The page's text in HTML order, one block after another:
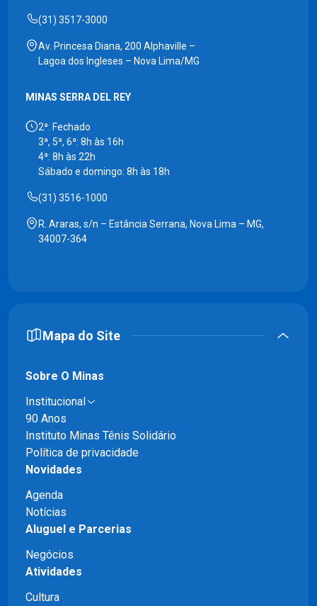
(31) 3517-3000
Av. Princesa Diana, 200 Alphaville –
Lagoa dos Ingleses – Nova Lima/MG
MINAS SERRA DEL REY
2ª: Fechado
3ª, 5ª, 6ª: 8h às 16h
4ª: 8h às 22h
Sábado e domingo: 8h às 18h
(31) 3516-1000
R. Araras, s/n – Estância Serrana, Nova Lima – MG,
34007-364
Mapa do Site
Sobre O Minas
Institucional
90 Anos
Instituto Minas Tênis Solidário
Política de privacidade
Novidades
Agenda
Notícias
Aluguel e Parcerias
Negócios
Atividades
Cultura